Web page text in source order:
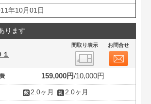
年10月01日
ります
間取り表示 お問合せ
１
159,000円 10,000円
2.0ヶ月 2.0ヶ月